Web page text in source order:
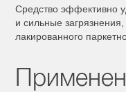
Средство эффективно
и сильные
лакированного